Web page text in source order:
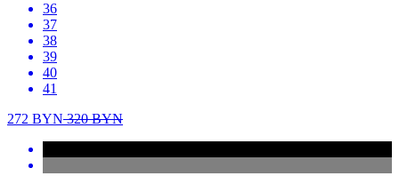
36
37
38
39
40
41
272 BYN320BYN